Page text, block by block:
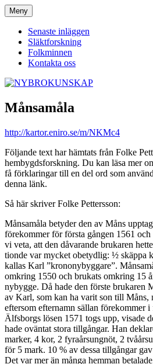
Hoppa
till
innehåll
NYBROKUNSKAP
Meny
Senaste inläggen
Släktforskning
Folkminnen
Kontakta oss
Månsamåla
http://kartor.eniro.se/m/NKMc4
Följande text har hämtats från Folke
hembygdsforskning. Du kan läsa mer
få förklaringar till en del ord som
denna länk.
Så här skriver Folke Pettersson:
Månsamåla betyder den av Måns
förekommer för första gången 1561
vi veta, att den dåvarande brukaren
tionde var mycket obetydlig: ½ skäppa
kallas Karl ”krononybyggare”.
omkring 1550 och brukats omkring 15
nybygge. Då hade den förste brukaren
av Karl, som kan ha varit son till Måns,
eftersom efternamn sällan förekommer
Älfsborgs lösen 1571 togs upp, visade
hade oväntat stora tillgångar. Han
marker, 4 kor, 2 fyraårsungnöt, 2
för 5 mark. 10 % av dessa tillgångar
Det var mer än många hemman